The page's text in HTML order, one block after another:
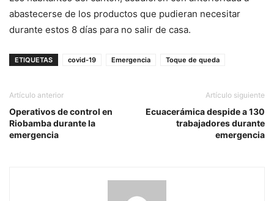
abastecerse de los productos que pudieran necesitar
durante estos 8 días para no salir de casa.
ETIQUETAS covid-19 Emergencia Toque de queda
Artículo anterior
Operativos de control en
Riobamba durante la
emergencia
Artículo siguiente
Ecuacerámica despide a 130
trabajadores durante
emergencia